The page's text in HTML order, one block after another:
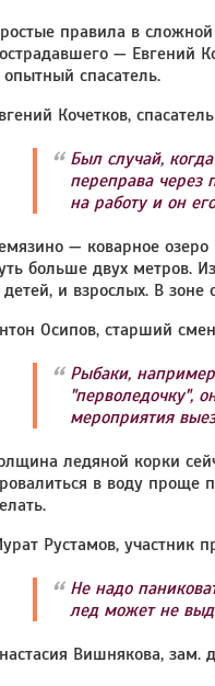
правила в
— Евгений
опытный спасатель.
Кочетков,
Был случай,
переправа через
на работу и он
— коварное
больше двух метров.
детей, и взрослых. В зоне
Осипов, старший
Рыбаки,
"перволедочку",
мероприятия
ледяной корки
в воду проще
Рустамов, участник
Не надо
лед может не
Вишнякова,